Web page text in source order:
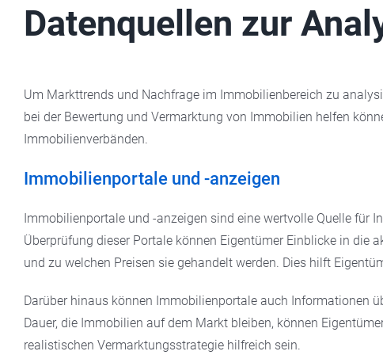
Datenquellen zur
Um Markttrends und Nachfrage im Immobilienbereich zu
bei der Bewertung und Vermarktung von Immobilien helfen
Immobilienverbänden.
Immobilienportale und -anzeigen
Immobilienportale und -anzeigen sind eine wertvolle Quelle für
Überprüfung dieser Portale können Eigentümer Einblicke in die
und zu welchen Preisen sie gehandelt werden. Dies hilft
Darüber hinaus können Immobilienportale auch Informationen
Dauer, die Immobilien auf dem Markt bleiben, können
realistischen Vermarktungsstrategie hilfreich sein.